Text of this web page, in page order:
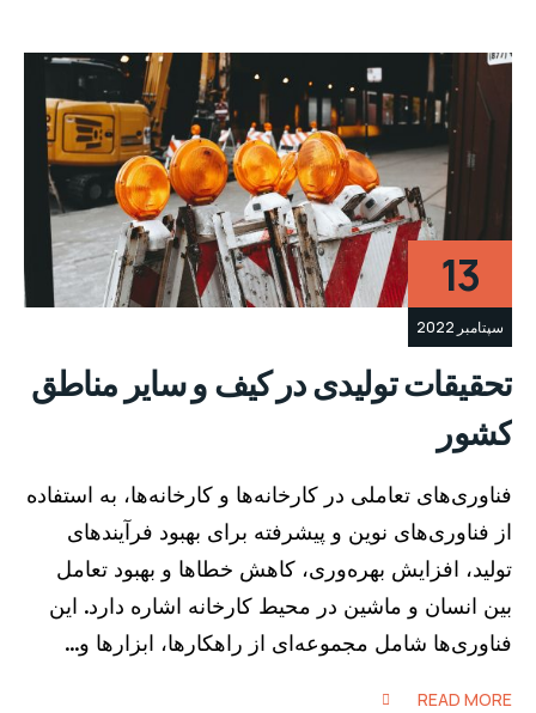
13
سپتامبر 2022
تحقیقات تولیدی در کیف و سایر مناطق
کشور
فناوری‌های تعاملی در کارخانه‌ها و کارخانه‌ها، به استفاده
از فناوری‌های نوین و پیشرفته برای بهبود فرآیندهای
تولید، افزایش بهره‌وری، کاهش خطاها و بهبود تعامل
بین انسان و ماشین در محیط کارخانه اشاره دارد. این
فناوری‌ها شامل مجموعه‌ای از راهکارها، ابزارها و…
READ MORE